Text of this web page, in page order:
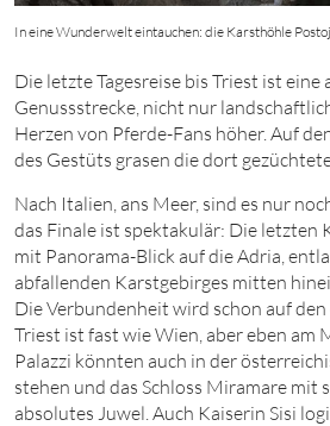
In eine Wunderwelt eintauchen: die Karsthöhle
Die letzte Tagesreise bis Triest ist eine
Genussstrecke, nicht nur
Herzen von Pferde-Fans höher. Auf
des Gestüts grasen die dort
Nach Italien, ans Meer, sind es nur
das Finale ist spektakulär: Die letzten
mit Panorama-Blick auf die Adria,
abfallenden Karstgebirges mitten
Die Verbundenheit wird schon auf
Triest ist fast wie Wien, aber eben am
Palazzi könnten auch in der
stehen und das Schloss Miramare mit
absolutes Juwel. Auch Kaiserin Sisi